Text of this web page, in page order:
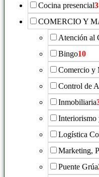
Cocina presencial
COMERCIO Y
Atención al
Bingo10
Comercio y
Control de
Inmobiliaria
Interiorismo
Logística
Marketing,
Puente Grúa